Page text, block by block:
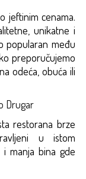
jeftinim cenama.
unikatne i
popularan među
preporučujemo
odeća, obuća ili
restorana brze
u istom
i manja bina gde